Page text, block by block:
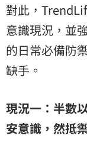
對此，
意識現況，並
的日常必備防
缺手。
現況一：半數
安意識，然抵